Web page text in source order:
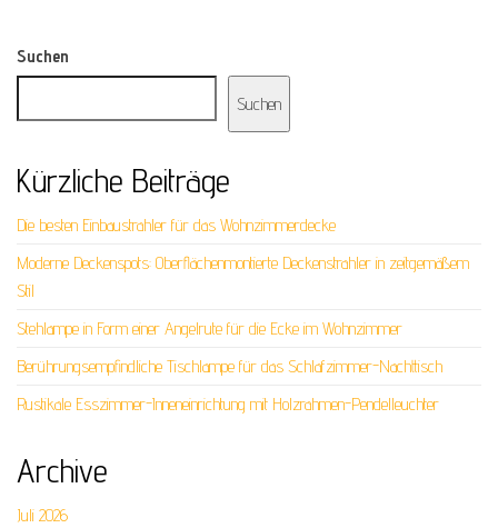
Suchen
Suchen
Kürzliche Beiträge
Die besten Einbaustrahler für das Wohnzimmerdecke
Moderne Deckenspots: Oberflächenmontierte Deckenstrahler in zeitgemäßem
Stil
Stehlampe in Form einer Angelrute für die Ecke im Wohnzimmer
Berührungsempfindliche Tischlampe für das Schlafzimmer-Nachttisch
Rustikale Esszimmer-Inneneinrichtung mit Holzrahmen-Pendelleuchter
Archive
Juli 2026